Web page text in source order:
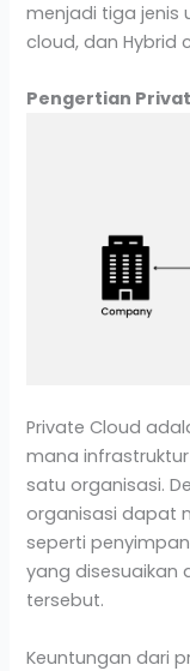
menjadi tiga jenis
cloud, dan Hybrid
Pengertian
Private Cloud
mana
satu organisasi.
organisasi dapat
seperti
yang disesuaikan
tersebut.
Keuntungan dari